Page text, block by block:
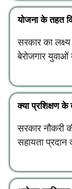
योजना के तहत
सरकार का
बेरोजगार
क्या प्रशिक्षण के
सरकार नौकरी
सहायता